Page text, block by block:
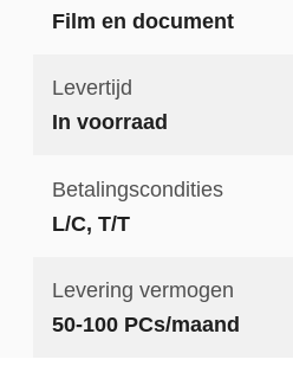
Film en document
Levertijd
In voorraad
Betalingscondities
L/C, T/T
Levering vermogen
50-100 PCs/maand